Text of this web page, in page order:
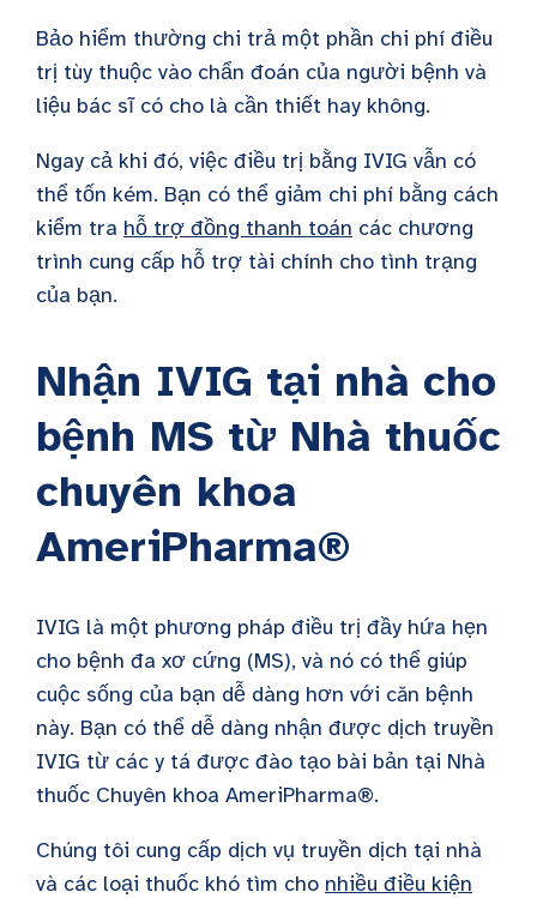
Bảo hiểm thường chi trả một phần chi phí điều
trị tùy thuộc vào chẩn đoán của người bệnh và
liệu bác sĩ có cho là cần thiết hay không.
Ngay cả khi đó, việc điều trị bằng IVIG vẫn có
thể tốn kém. Bạn có thể giảm chi phí bằng cách
kiểm tra hỗ trợ đồng thanh toán các chương
trình cung cấp hỗ trợ tài chính cho tình trạng
của bạn.
Nhận IVIG tại nhà cho
bệnh MS từ Nhà thuốc
chuyên khoa
AmeriPharma®
IVIG là một phương pháp điều trị đầy hứa hẹn
cho bệnh đa xơ cứng (MS), và nó có thể giúp
cuộc sống của bạn dễ dàng hơn với căn bệnh
này. Bạn có thể dễ dàng nhận được dịch truyền
IVIG từ các y tá được đào tạo bài bản tại Nhà
thuốc Chuyên khoa AmeriPharma®.
Chúng tôi cung cấp dịch vụ truyền dịch tại nhà
và các loại thuốc khó tìm cho nhiều điều kiện